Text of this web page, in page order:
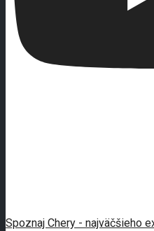
Spoznaj Chery - najväčšieho